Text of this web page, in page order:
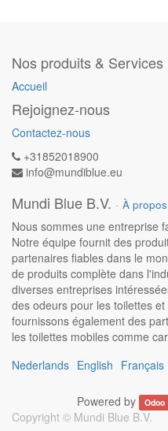
Nos produits & Services
Accueil
Rejoignez-nous
Contactez-nous
+31852018900
info@mundiblue.eu
Mundi Blue B.V. - À
Nous sommes une entreprise
Notre équipe fournit des
partenaires fiables dans le
de produits complète dans
diverses entreprises
des odeurs pour les toilettes
fournissons également des
les toilettes mobiles comme
Nederlands English Français
Powered by Odoo
Copyright © Mundi Blue B.V.